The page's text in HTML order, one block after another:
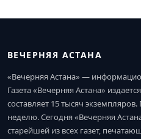
ВЕЧЕРНЯЯ АСТАНА
«Вечерняя Астана» —
Газета «Вечерняя Астана»
составляет 15 тысяч
неделю. Сегодня «Вечерняя
старейшей из всех газет,